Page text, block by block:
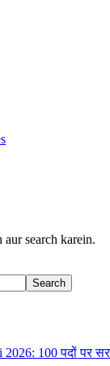
search karein.
Search
100 पदों पर